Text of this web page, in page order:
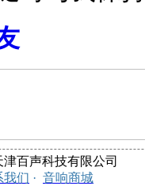
津百声科技有限公司
我们 · 音响商城